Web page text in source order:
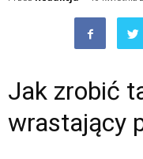
Jak zrobić
wrastający